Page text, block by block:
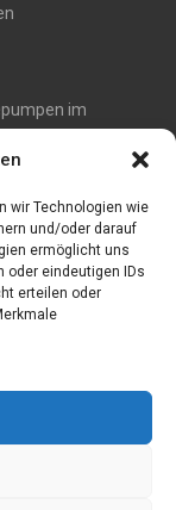
wir Technologien wie
und/oder darauf
ermöglicht uns
oder eindeutigen IDs
erteilen oder
im
Hände